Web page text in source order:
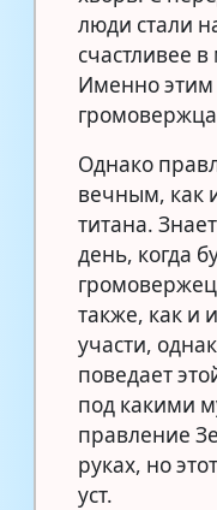
люди стали
счастливее
Именно этим
Однако
вечным, как
титана.
день, когда
также, как и
участи,
поведает
под какими
правление
руках, но
уст.